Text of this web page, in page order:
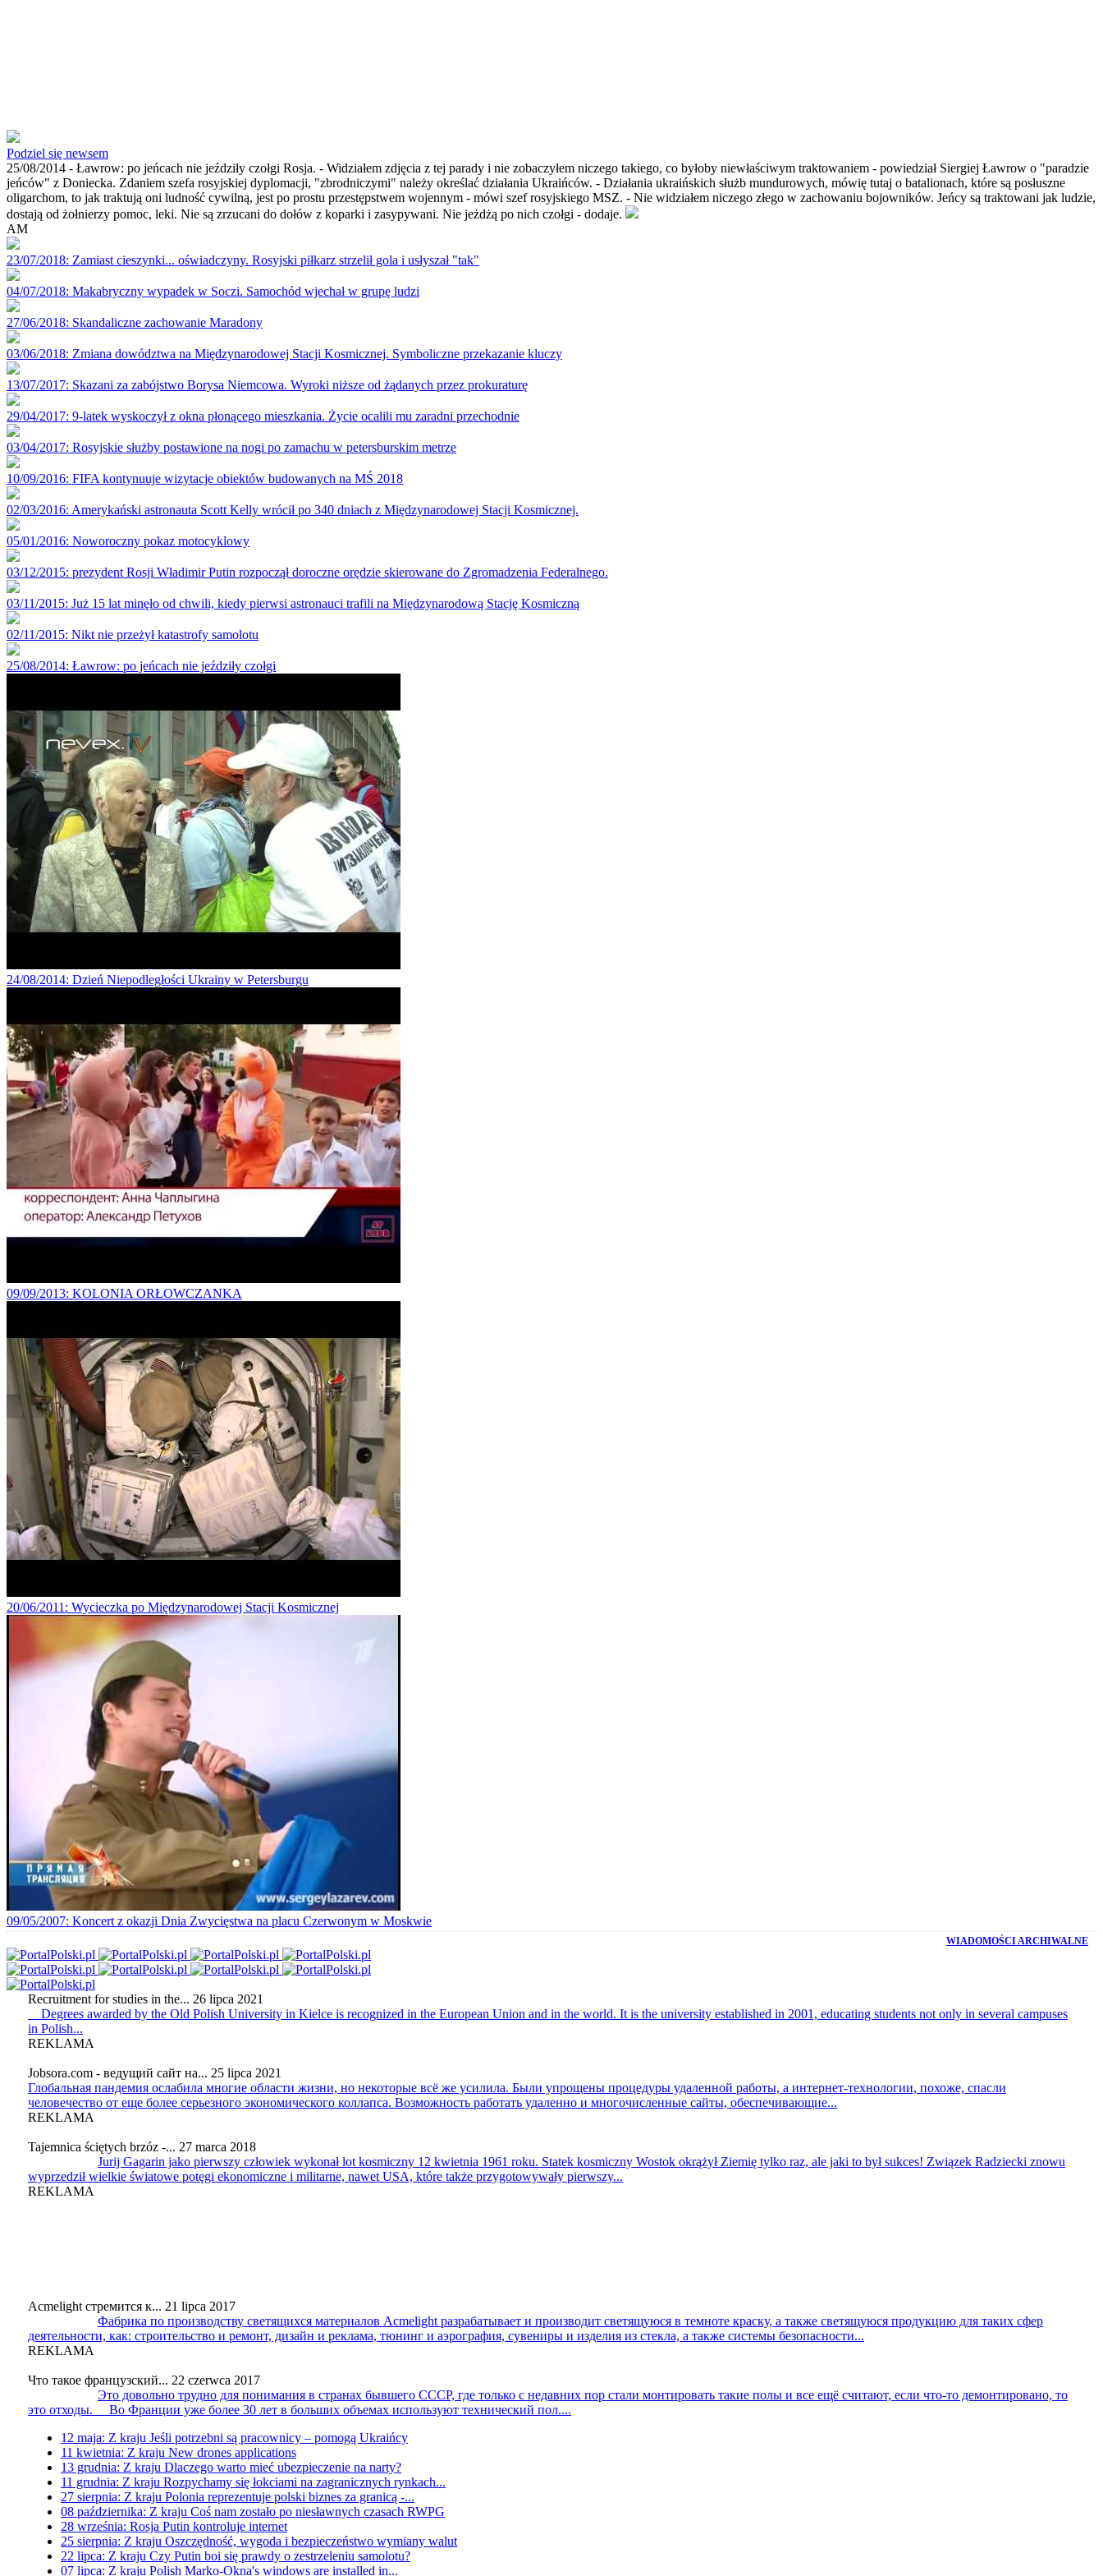
Podziel się newsem
25/08/2014 - Ławrow: po jeńcach nie jeździły czołgi Rosja. - Widziałem zdjęcia z tej parady i nie zobaczyłem niczego takiego, co byłoby niewłaściwym traktowaniem - powiedział Siergiej Ławrow o "paradzie
jeńców" z Doniecka. Zdaniem szefa rosyjskiej dyplomacji, "zbrodniczymi" należy określać działania Ukraińców. - Działania ukraińskich służb mundurowych, mówię tutaj o batalionach, które są posłuszne
oligarchom, to jak traktują oni ludność cywilną, jest po prostu przestępstwem wojennym - mówi szef rosyjskiego MSZ. - Nie widziałem niczego złego w zachowaniu bojowników. Jeńcy są traktowani jak ludzie,
dostają od żołnierzy pomoc, leki. Nie są zrzucani do dołów z koparki i zasypywani. Nie jeżdżą po nich czołgi‬ - dodaje.
AM
23/07/2018: Zamiast cieszynki... oświadczyny. Rosyjski piłkarz strzelił gola i usłyszał "tak"
04/07/2018: Makabryczny wypadek w Soczi. Samochód wjechał w grupę ludzi
27/06/2018: Skandaliczne zachowanie Maradony
03/06/2018: Zmiana dowództwa na Międzynarodowej Stacji Kosmicznej. Symboliczne przekazanie kluczy
13/07/2017: Skazani za zabójstwo Borysa Niemcowa. Wyroki niższe od żądanych przez prokuraturę
29/04/2017: 9-latek wyskoczył z okna płonącego mieszkania. Życie ocalili mu zaradni przechodnie
03/04/2017: Rosyjskie służby postawione na nogi po zamachu w petersburskim metrze
10/09/2016: FIFA kontynuuje wizytacje obiektów budowanych na MŚ 2018
02/03/2016: Amerykański astronauta Scott Kelly wrócił po 340 dniach z Międzynarodowej Stacji Kosmicznej.
05/01/2016: Noworoczny pokaz motocyklowy
03/12/2015: prezydent Rosji Władimir Putin rozpoczął doroczne orędzie skierowane do Zgromadzenia Federalnego.
03/11/2015: Już 15 lat minęło od chwili, kiedy pierwsi astronauci trafili na Międzynarodową Stację Kosmiczną
02/11/2015: Nikt nie przeżył katastrofy samolotu
25/08/2014: Ławrow: po jeńcach nie jeździły czołgi
24/08/2014: Dzień Niepodległości Ukrainy w Petersburgu
09/09/2013: KOLONIA ORŁOWCZANKA
20/06/2011 : Wycieczka po Międzynarodowej Stacji Kosmicznej
09/05/2007: Koncert z okazji Dnia Zwycięstwa na placu Czerwonym w Moskwie
WIADOMOŚCI ARCHIWALNE
Recruitment for studies in the... 26 lipca 2021
Degrees awarded by the Old Polish University in Kielce is recognized in the European Union and in the world. It is the university established in 2001, educating students not only in several campuses
in Polish...
REKLAMA
Jobsora.com - ведущий сайт на... 25 lipca 2021
Глобальная пандемия ослабила многие области жизни, но некоторые всё же усилила. Были упрощены процедуры удаленной работы, а интернет-технологии, похоже, спасли
человечество от еще более серьезного экономического коллапса. Возможность работать удаленно и многочисленные сайты, обеспечивающие...
REKLAMA
Tajemnica ściętych brzóz -... 27 marca 2018
Jurij Gagarin jako pierwszy człowiek wykonał lot kosmiczny 12 kwietnia 1961 roku. Statek kosmiczny Wostok okrążył Ziemię tylko raz, ale jaki to był sukces! Związek Radziecki znowu
wyprzedził wielkie światowe potęgi ekonomiczne i militarne, nawet USA, które także przygotowywały pierwszy...
REKLAMA
Acmelight стремится к... 21 lipca 2017
Фабрика по производству светящихся материалов Acmelight разрабатывает и производит светящуюся в темноте краску, а также светящуюся продукцию для таких сфер
деятельности, как: строительство и ремонт, дизайн и реклама, тюнинг и аэрография, сувениры и изделия из стекла, а также системы безопасности...
REKLAMA
Что такое французский... 22 czerwca 2017
Это довольно трудно для понимания в странах бывшего СССР, где только с недавних пор стали монтировать такие полы и все ещё считают, если что-то демонтировано, то
это отходы. Во Франции уже более 30 лет в больших объемах используют технический пол....
12 maja: Z kraju Jeśli potrzebni są pracownicy – pomogą Ukraińcy
11 kwietnia: Z kraju New drones applications
13 grudnia: Z kraju Dlaczego warto mieć ubezpieczenie na narty?
11 grudnia: Z kraju Rozpychamy się łokciami na zagranicznych rynkach...
27 sierpnia: Z kraju Polonia reprezentuje polski biznes za granicą -...
08 października: Z kraju Coś nam zostało po niesławnych czasach RWPG
28 września: Rosja Putin kontroluje internet
25 sierpnia: Z kraju Oszczędność, wygoda i bezpieczeństwo wymiany walut
22 lipca: Z kraju Czy Putin boi się prawdy o zestrzeleniu samolotu?
07 lipca: Z kraju Polish Marko-Okna's windows are installed in...